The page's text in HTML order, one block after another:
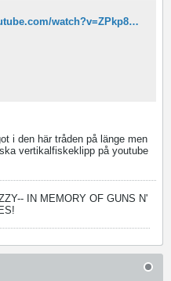
http://www.youtube.com/watch?v=ZPkp8Gd3N7Y
i den här tråden på länge men
vertikalfiskeklipp på youtube
IN MEMORY OF GUNS N'